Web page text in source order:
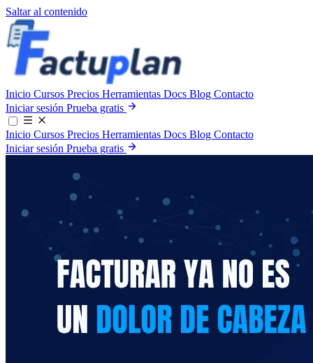
Saltar al contenido
Inicio Cursos Precios Herramientas Docs Blog Contacto
Iniciar sesión Prueba gratis
Inicio Cursos Precios Herramientas Docs Blog Contacto
Iniciar sesión Prueba gratis